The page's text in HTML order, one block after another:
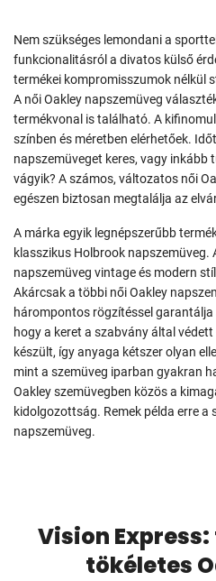
Nem szükséges lemondani a
funkcionalitásról a divatos külső
termékei kompromisszumok nélkül
A női Oakley napszemüveg
termékvonal is található. A
színben és méretben elérhetőek.
napszemüveget keres, vagy inkább
vágyik? A számos, változatos női
egészen biztosan megtalálja az
A márka egyik legnépszerűbb
klasszikus Holbrook napszemüveg.
napszemüveg vintage és modern
Akárcsak a többi női Oakley
hárompontos rögzítéssel
hogy a keret a szabvány által
készült, így anyaga kétszer olyan
mint a szemüveg iparban gyakran
Oakley szemüvegben közös a
kidolgozottság. Remek példa erre
napszemüveg.
Vision
tökéletes